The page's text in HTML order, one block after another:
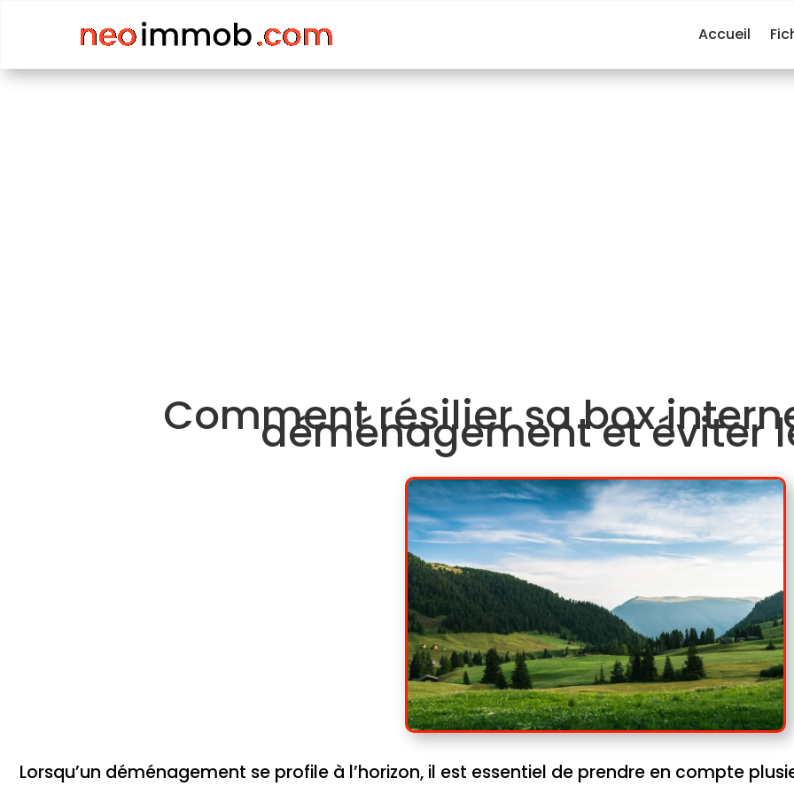
Accueil
Comment résilier sa box
déménagement et éviter
Lorsqu’un déménagement se profile à l’horizon, il est essentiel de prendre en compte